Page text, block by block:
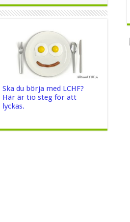
Ska du börja med LCHF?
Här är tio steg för att
lyckas.